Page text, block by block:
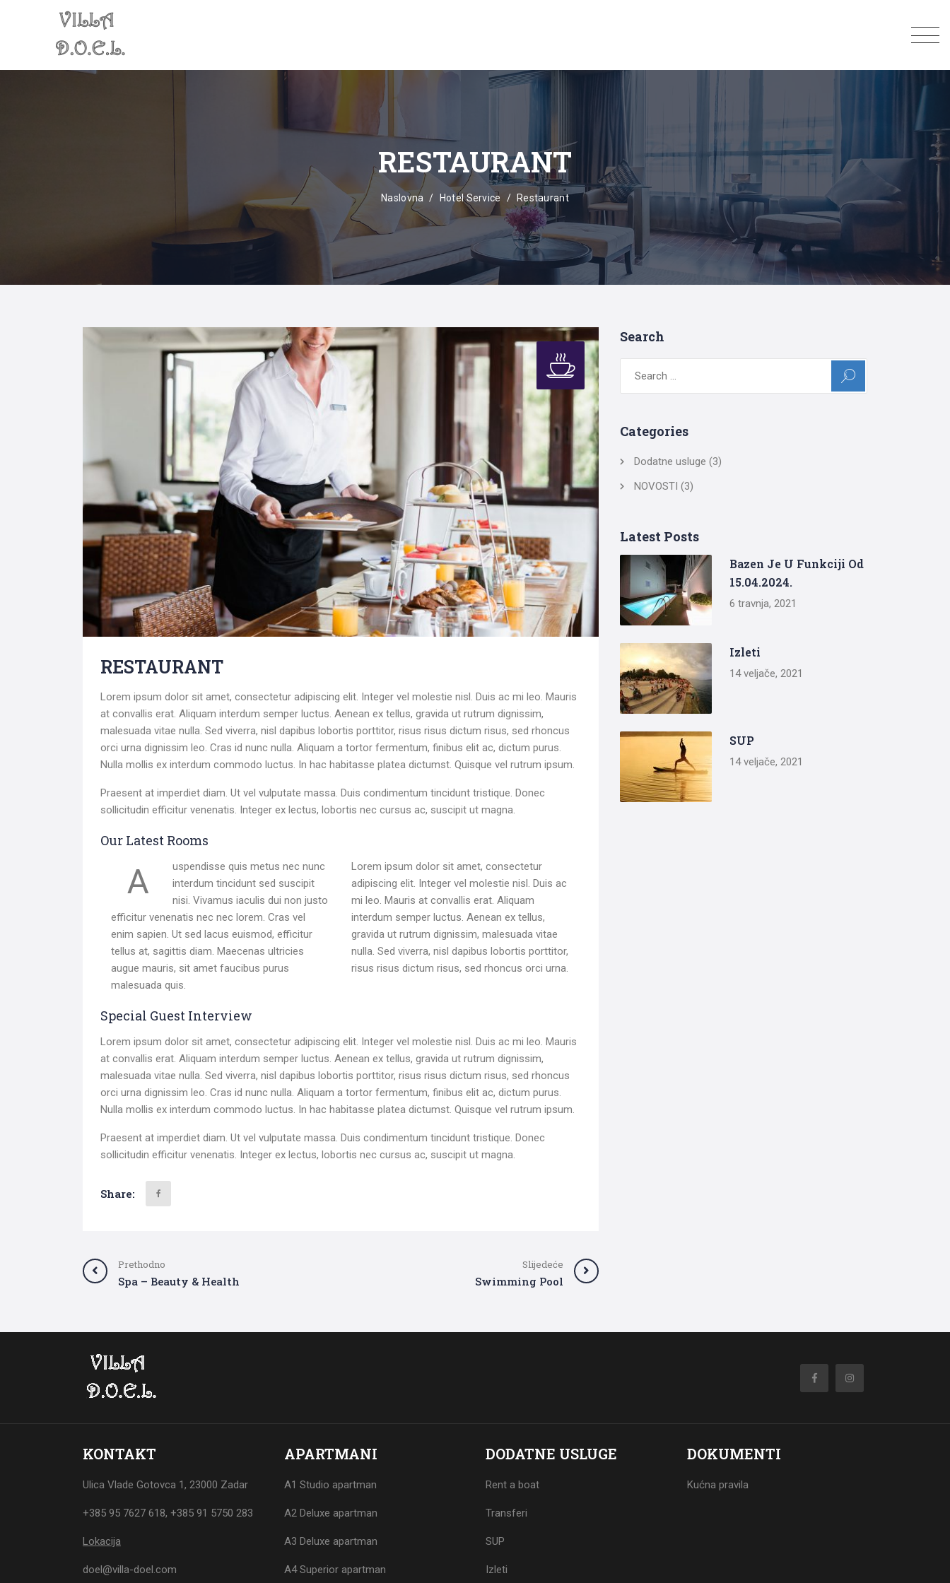
RESTAURANT
Naslovna Hotel Service Restaurant
RESTAURANT
Lorem ipsum dolor sit amet, consectetur adipiscing elit. Integer vel molestie nisl. Duis ac mi leo. Mauris
at convallis erat. Aliquam interdum semper luctus. Aenean ex tellus, gravida ut rutrum dignissim,
malesuada vitae nulla. Sed viverra, nisl dapibus lobortis porttitor, risus risus dictum risus, sed rhoncus
orci urna dignissim leo. Cras id nunc nulla. Aliquam a tortor fermentum, finibus elit ac, dictum purus.
Nulla mollis ex interdum commodo luctus. In hac habitasse platea dictumst. Quisque vel rutrum ipsum.
Praesent at imperdiet diam. Ut vel vulputate massa. Duis condimentum tincidunt tristique. Donec
sollicitudin efficitur venenatis. Integer ex lectus, lobortis nec cursus ac, suscipit ut magna.
Our Latest Rooms
Auspendisse quis metus nec nunc
interdum tincidunt sed suscipit
nisi. Vivamus iaculis dui non justo
efficitur venenatis nec nec lorem. Cras vel
enim sapien. Ut sed lacus euismod, efficitur
tellus at, sagittis diam. Maecenas ultricies
augue mauris, sit amet faucibus purus
malesuada quis.
Lorem ipsum dolor sit amet, consectetur
adipiscing elit. Integer vel molestie nisl. Duis ac
mi leo. Mauris at convallis erat. Aliquam
interdum semper luctus. Aenean ex tellus,
gravida ut rutrum dignissim, malesuada vitae
nulla. Sed viverra, nisl dapibus lobortis porttitor,
risus risus dictum risus, sed rhoncus orci urna.
Special Guest Interview
Lorem ipsum dolor sit amet, consectetur adipiscing elit. Integer vel molestie nisl. Duis ac mi leo. Mauris
at convallis erat. Aliquam interdum semper luctus. Aenean ex tellus, gravida ut rutrum dignissim,
malesuada vitae nulla. Sed viverra, nisl dapibus lobortis porttitor, risus risus dictum risus, sed rhoncus
orci urna dignissim leo. Cras id nunc nulla. Aliquam a tortor fermentum, finibus elit ac, dictum purus.
Nulla mollis ex interdum commodo luctus. In hac habitasse platea dictumst. Quisque vel rutrum ipsum.
Praesent at imperdiet diam. Ut vel vulputate massa. Duis condimentum tincidunt tristique. Donec
sollicitudin efficitur venenatis. Integer ex lectus, lobortis nec cursus ac, suscipit ut magna.
Share:
Prethodno
Spa – Beauty & Health
Slijedeće
Swimming Pool
Search
Categories
Dodatne usluge (3)
NOVOSTI (3)
Latest Posts
Bazen Je U Funkciji Od
15.04.2024.
6 travnja, 2021
Izleti
14 veljače, 2021
SUP
14 veljače, 2021
KONTAKT
Ulica Vlade Gotovca 1, 23000 Zadar
+385 95 7627 618, +385 91 5750 283
Lokacija
doel@villa-doel.com
APARTMANI
A1 Studio apartman
A2 Deluxe apartman
A3 Deluxe apartman
A4 Superior apartman
DODATNE USLUGE
Rent a boat
Transferi
SUP
Izleti
DOKUMENTI
Kućna pravila